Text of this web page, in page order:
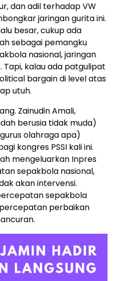
dan adil terhadap VW
jaringan gurita ini.
besar, cukup ada
sebagai pemangku
nasional, jaringan
kalau ada patgulipat
bargain di level atas
utuh.
Zainudin Amali,
berusia tidak muda)
olahraga apa)
kongres PSSI kali ini.
mengeluarkan Inpres
sepakbola nasional,
akan intervensi.
sepakbola
perbaikan